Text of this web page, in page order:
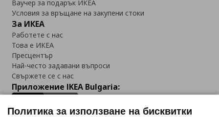
Ваучер за подарък ИКЕА
Условия за връщане на закупени стоки
За ИКЕА
Работете с нас
Това е ИКЕА
Пресцентър
Най-често задавани въпроси
Свържете се с нас
Приложение IKEA Bulgaria:
Политика за използване на бисквитки